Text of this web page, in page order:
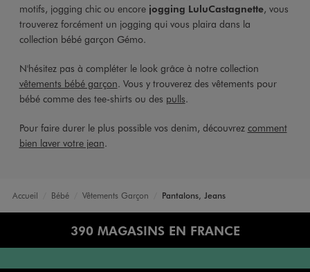
motifs, jogging chic ou encore jogging LuluCastagnette, vous
trouverez forcément un jogging qui vous plaira dans la
collection bébé garçon Gémo.
N'hésitez pas à compléter le look grâce à notre collection
vêtements bébé garçon. Vous y trouverez des vêtements pour
bébé comme des tee-shirts ou des pulls.
Pour faire durer le plus possible vos denim, découvrez comment
bien laver votre jean.
Accueil Bébé Vêtements Garçon Pantalons, Jeans
390 MAGASINS EN FRANCE